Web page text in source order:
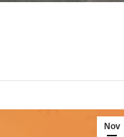
Nov